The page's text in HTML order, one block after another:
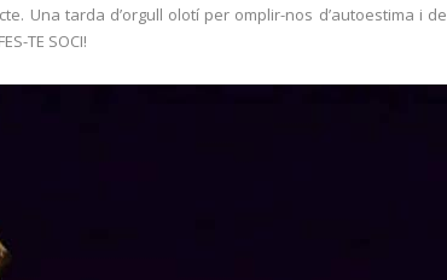
Una tarda d’orgull olotí per omplir-nos d’autoestima
TE SOCI!